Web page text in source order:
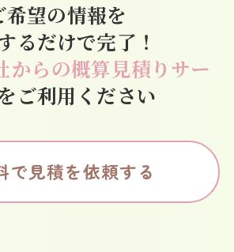
希望の情報を
るだけで完了！
からの概算見積りサー
をご利用ください
で見積を依頼する